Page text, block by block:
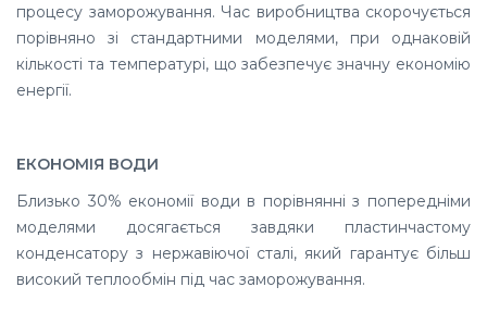
процесу заморожування. Час виробництва скорочується
порівняно зі стандартними моделями, при однаковій
кількості та температурі, що забезпечує значну економію
енергії.
ЕКОНОМІЯ ВОДИ
Близько 30% економії води в порівнянні з попередніми
моделями досягається завдяки пластинчастому
конденсатору з нержавіючої сталі, який гарантує більш
високий теплообмін під час заморожування.